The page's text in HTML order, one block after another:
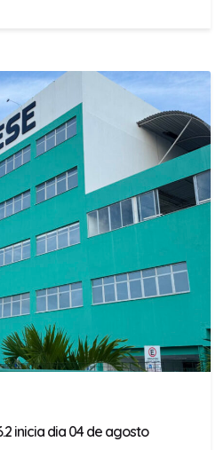
inicia dia 04 de agosto